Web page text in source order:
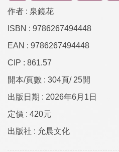
作者 : 泉鏡花
ISBN : 9786267494448
EAN : 9786267494448
CIP : 861.57
開本/頁數 : 304頁/ 25開
出版日期 : 2026年6月1日
定價 : 420元
出版社 : 允晨文化